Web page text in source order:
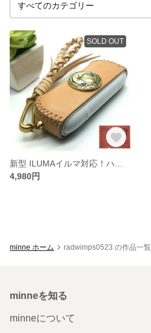
SOLD OUT
4,980円
minne ホーム radwimps0523 の作品一覧
minneを知る
minneについて